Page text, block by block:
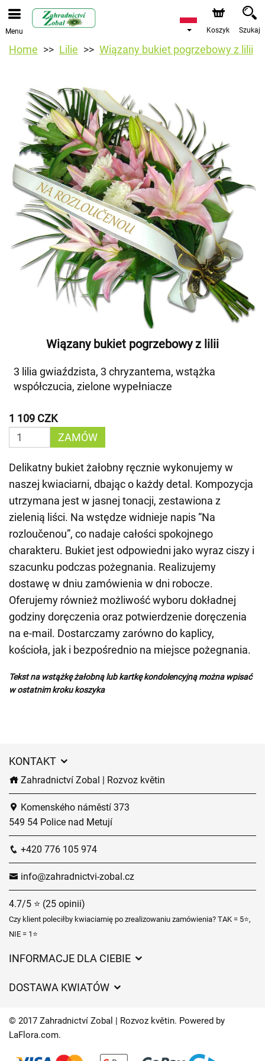
Menu Koszyk Szukaj
Home Lilie Wiązany bukiet pogrzebowy z lilii
Wiązany bukiet pogrzebowy z lilii
3 lilia gwiaździsta, 3 chryzantema, wstążka
współczucia, zielone wypełniacze
1 109 CZK
ZAMÓW
Delikatny bukiet żałobny ręcznie wykonujemy w
naszej kwiaciarni, dbając o każdy detal. Kompozycja
utrzymana jest w jasnej tonacji, zestawiona z
zielenią liści. Na wstędze widnieje napis “Na
rozloučenou”, co nadaje całości spokojnego
charakteru. Bukiet jest odpowiedni jako wyraz ciszy i
szacunku podczas pożegnania. Realizujemy
dostawę w dniu zamówienia w dni robocze.
Oferujemy również możliwość wyboru dokładnej
godziny doręczenia oraz potwierdzenie doręczenia
na e-mail. Dostarczamy zarówno do kaplicy,
kościoła, jak i bezpośrednio na miejsce pożegnania.
Tekst na wstążkę żałobną lub kartkę kondolencyjną można wpisać
w ostatnim kroku koszyka
KONTAKT
Zahradnictví Zobal | Rozvoz květin
Komenského náměstí 373
549 54 Police nad Metují
+420 776 105 974
info@zahradnictvi-zobal.cz
4.7/5 ⭐ (25 opinii)
Czy klient poleciłby kwiaciarnię po zrealizowaniu zamówienia? TAK = 5⭐,
NIE = 1⭐
INFORMACJE DLA CIEBIE
Czasy dostawy kwiatów – przegląd możliwości
DOSTAWA KWIATÓW
Gdzie dostarczamy kwiaty
© 2017 Zahradnictví Zobal | Rozvoz květin. Powered by
LaFlora.com.